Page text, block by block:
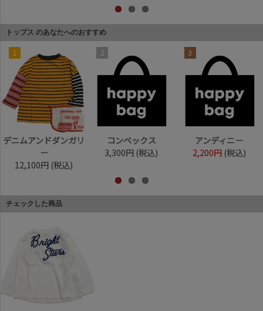
トップス のあなたへのおすすめ
1
デニムアンドダンガリ
ー
12,100円 (税込)
2
コンベックス
3,300円 (税込)
3
アンディニー
2,200円 (税込)
チェックした商品